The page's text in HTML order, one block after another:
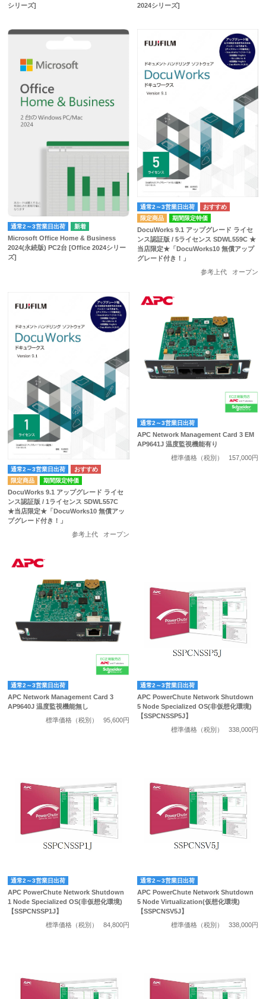
シリーズ]
2024シリーズ]
通常2～3営業日出荷
Microsoft Office Home & Business
2024(永続版) PC2台 [Office 2024シリー
ズ]
通常2～3営業日出荷
期間限定特価
DocuWorks 9.1 アップグレード ライセ
ンス認証版 / 5ライセンス SDWL559C ★
当店限定★「DocuWorks10 無償アップ
グレード付き！」
参考上代
オープン
通常2～3営業日出荷
期間限定特価
DocuWorks 9.1 アップグレード ライセ
ンス認証版 / 1ライセンス SDWL557C
★当店限定★「DocuWorks10 無償アッ
プグレード付き！」
参考上代
オープン
通常2～3営業日出荷
APC Network Management Card 3 EM
AP9641J 温度監視機能有り
標準価格（税別）
157,000円
通常2～3営業日出荷
APC Network Management Card 3
AP9640J 温度監視機能無し
標準価格（税別）
95,600円
通常2～3営業日出荷
APC PowerChute Network Shutdown
5 Node Specialized OS(非仮想化環境)
【SSPCNSSP5J】
標準価格（税別）
338,000円
通常2～3営業日出荷
APC PowerChute Network Shutdown
1 Node Specialized OS(非仮想化環境)
【SSPCNSSP1J】
標準価格（税別）
84,800円
通常2～3営業日出荷
APC PowerChute Network Shutdown
5 Node Virtualization(仮想化環境)
【SSPCNSV5J】
標準価格（税別）
338,000円